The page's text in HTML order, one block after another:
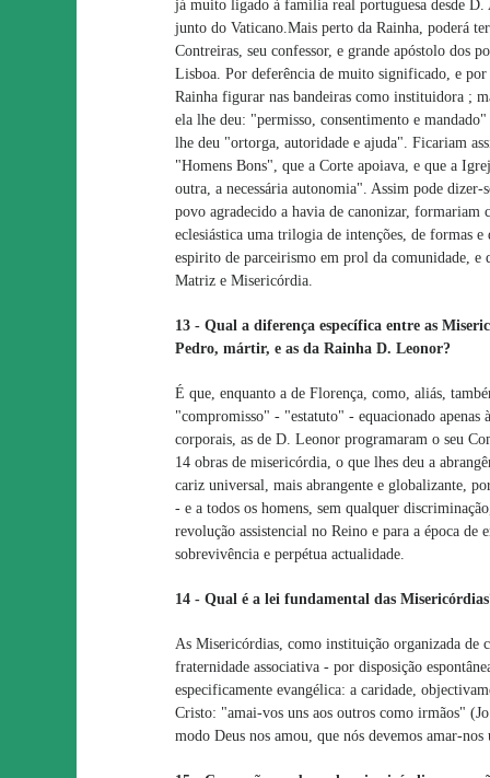
já muito ligado à família real portuguesa desde
junto do Vaticano.Mais perto da Rainha, poderá
Contreiras, seu confessor, e grande apóstolo dos
Lisboa. Por deferência de muito significado, e por
Rainha figurar nas bandeiras como instituidora ;
ela lhe deu: "permisso, consentimento e
lhe deu "ortorga, autoridade e ajuda". Ficariam
"Homens Bons", que a Corte apoiava, e que a
outra, a necessária autonomia". Assim pode dizer-
povo agradecido a havia de canonizar,
eclesiástica uma trilogia de intenções, de formas
espirito de parceirismo em prol da comunidade, e
Matriz e Misericórdia.
13 - Qual a diferença específica entre as
Pedro, mártir, e as da Rainha D. Leonor?
É que, enquanto a de Florença, como, aliás,
"compromisso" - "estatuto" - equacionado apenas
corporais, as de D. Leonor programaram o seu
14 obras de misericórdia, o que lhes deu a
cariz universal, mais abrangente e globalizante,
- e a todos os homens, sem qualquer
revolução assistencial no Reino e para a época de
sobrevivência e perpétua actualidade.
14 - Qual é a lei fundamental das
As Misericórdias, como instituição organizada de
fraternidade associativa - por disposição
especificamente evangélica: a caridade,
Cristo: "amai-vos uns aos outros como irmãos"
modo Deus nos amou, que nós devemos amar-